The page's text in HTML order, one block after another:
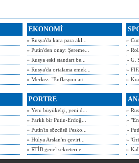
EKONOMİ
» Rusya'da kara para akl...
» Putin'den onay: Şereme...
» Rusya eski standart be...
» Rusya'da ortalama emek...
» Merkez: "Enflasyon art...
»
»
» G.
»
»
PORTRE
» Yeni büyükelçi, yeni d...
» Farklı bir Putin-Erdoğ...
» Putin'in sözcüsü Pesko...
» Hülya Arslan'ın çeviri...
» RTİB genel sekreteri e...
»
»
»
»
»